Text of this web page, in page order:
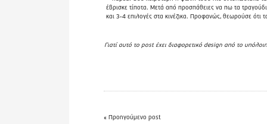
έβρισκε τίποτα. Μετά από προσπάθειες να πω τα
και 3-4 επιλογές στα κινέζικα. Προφανώς, θεωρούσε ότι
Γιατί αυτό το post έχει διαφορετικό design από το
« Προηγούμενο post